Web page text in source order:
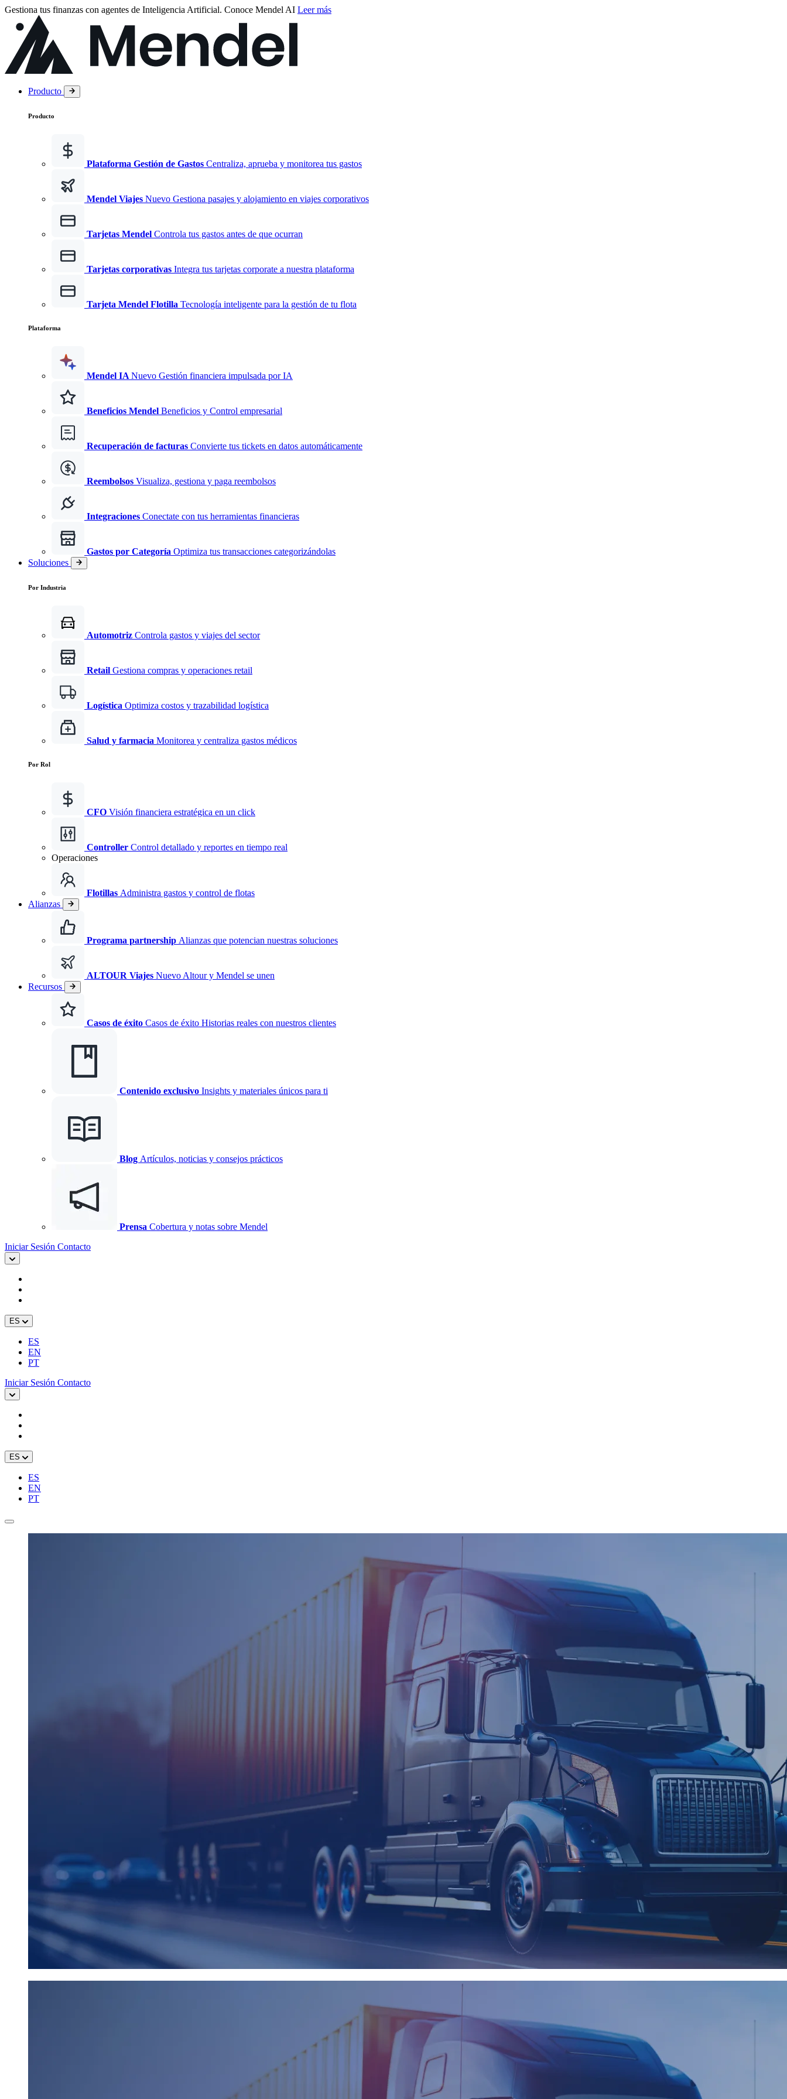
Gestiona tus finanzas con agentes de Inteligencia Artificial. Conoce Mendel AI Leer más
Producto
Producto
Plataforma Gestión de Gastos Centraliza, aprueba y monitorea tus gastos
Mendel Viajes Nuevo Gestiona pasajes y alojamiento en viajes corporativos
Tarjetas Mendel Controla tus gastos antes de que ocurran
Tarjetas corporativas Integra tus tarjetas corporate a nuestra plataforma
Tarjeta Mendel Flotilla Tecnología inteligente para la gestión de tu flota
Plataforma
Mendel IA Nuevo Gestión financiera impulsada por IA
Beneficios Mendel Beneficios y Control empresarial
Recuperación de facturas Convierte tus tickets en datos automáticamente
Reembolsos Visualiza, gestiona y paga reembolsos
Integraciones Conectate con tus herramientas financieras
Gastos por Categoría Optimiza tus transacciones categorizándolas
Soluciones
Por Industria
Automotriz Controla gastos y viajes del sector
Retail Gestiona compras y operaciones retail
Logística Optimiza costos y trazabilidad logística
Salud y farmacia Monitorea y centraliza gastos médicos
Por Rol
CFO Visión financiera estratégica en un click
Controller Control detallado y reportes en tiempo real
Operaciones
Flotillas Administra gastos y control de flotas
Alianzas
Programa partnership Alianzas que potencian nuestras soluciones
ALTOUR Viajes Nuevo Altour y Mendel se unen
Recursos
Casos de éxito Casos de éxito Historias reales con nuestros clientes
Contenido exclusivo Insights y materiales únicos para ti
Blog Artículos, noticias y consejos prácticos
Prensa Cobertura y notas sobre Mendel
Iniciar Sesión Contacto
ES
ES
EN
PT
Iniciar Sesión Contacto
ES
ES
EN
PT